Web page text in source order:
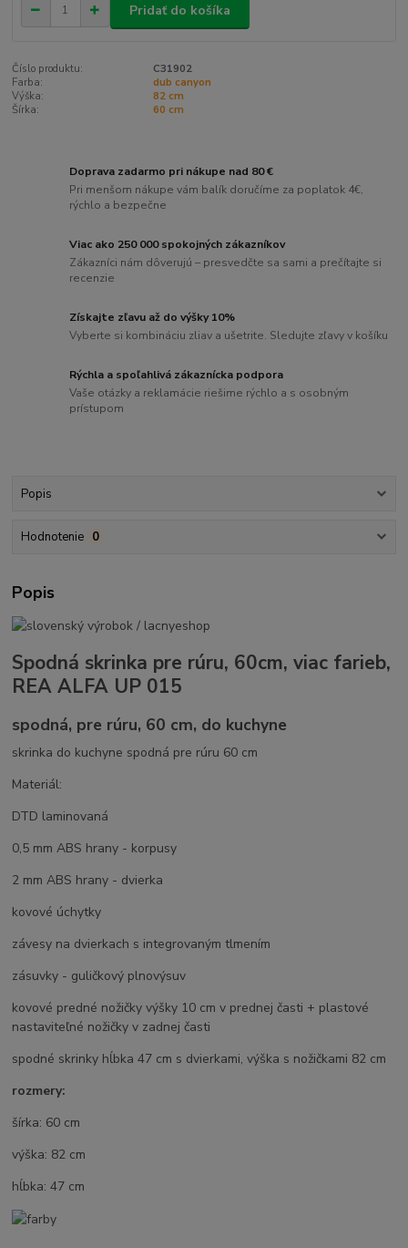
Pridať do košíka
Číslo produktu:
C31902
Farba:
dub canyon
Výška:
82 cm
Šírka:
60 cm
Doprava zadarmo pri nákupe nad 80 €
Pri menšom nákupe vám balík doručíme za poplatok 4€,
rýchlo a bezpečne
Viac ako 250 000 spokojných zákazníkov
Zákazníci nám dôverujú – presvedčte sa sami a prečítajte si
recenzie
Získajte zľavu až do výšky 10%
Vyberte si kombináciu zliav a ušetrite. Sledujte zľavy v košíku
Rýchla a spoľahlivá zákaznícka podpora
Vaše otázky a reklamácie riešime rýchlo a s osobným
prístupom
Popis
Hodnotenie 0
Popis
Spodná skrinka pre rúru, 60cm, viac farieb,
REA ALFA UP 015
spodná, pre rúru, 60 cm, do kuchyne
skrinka do kuchyne spodná pre rúru 60 cm
Materiál:
DTD laminovaná
0,5 mm ABS hrany - korpusy
2 mm ABS hrany - dvierka
kovové úchytky
závesy na dvierkach s integrovaným tlmením
zásuvky - guličkový plnovýsuv
kovové predné nožičky výšky 10 cm v prednej časti + plastové
nastaviteľné nožičky v zadnej časti
spodné skrinky hĺbka 47 cm s dvierkami, výška s nožičkami 82 cm
rozmery:
šírka: 60 cm
výška: 82 cm
hĺbka: 47 cm